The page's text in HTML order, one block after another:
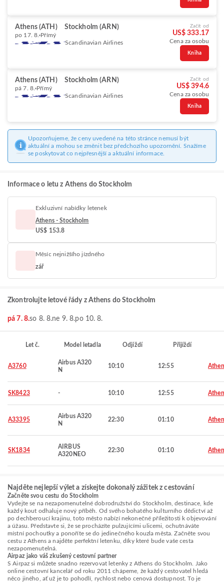
Athens (ATH) Stockholm (ARN)
po 17. 8. Přímý
Scandinavian Airlines
Začít od
US$ 333.17
Cena za osobu
Kniha
Athens (ATH) Stockholm (ARN)
pá 7. 8. Přímý
Scandinavian Airlines
Začít od
US$ 394.6
Cena za osobu
Kniha
Upozorňujeme, že ceny uvedené na této stránce nemusí být
aktuální a mohou se změnit bez předchozího upozornění. Snažíme
se poskytovat co nejpřesnější a aktuální informace.
Informace o letu z Athens do Stockholm
Exkluzivní nabídky letenek
Athens - Stockholm
US$ 153.8
Měsíc nejnižšího jízdného
zář
Zkontrolujte letové řády z Athens do Stockholm
pá 7. 8.so 8. 8.ne 9. 8.po 10. 8.
Let č. Model letadla Odjíždí Přijíždí
A3760
Airbus A320
N
10:10 12:55
SK8423 - 10:10 12:55
A33395
Airbus A320
N
22:30 01:10
SK1834
AIRBUS
A320NEO
22:30 01:10
Najděte nejlepší výlet a získejte dokonalý zážitek z cestování
Začněte svou cestu do Stockholm
Vydejte se na nezapomenutelné dobrodružství do Stockholm, destinace, kde
každý kout odhaluje nový příběh. Od svého bohatého kulturního dědictví až
po dechberoucí krajinu, toto město nabízí nekonečné příležitosti k objevování
a úžasu. Představte si, že se procházíte pulzujícími ulicemi, ochutnáváte
místní pochoutky a ponoříte se do jedinečného kouzla města. Začněte svou
cestu z Athens a najděte perfektní letenku, díky které bude vaše cesta
nezapomenutelná.
Airpaz jako váš zkušený cestovní partner
S Airpaz si můžete snadno rezervovat letenky z Athens do Stockholm. Jako
online cestovní kancelář od roku 2011 chápeme, že každý cestovatel hledá
něco jiného, ať už je to pohodlí, rychlost nebo cenová dostupnost. To je